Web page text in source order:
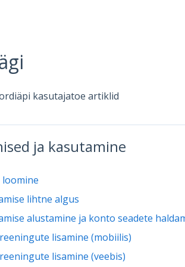
kasutajatoe artiklid
ja kasutamine
lihtne algus
alustamine ja konto seadete
lisamine (mobiilis)
lisamine (veebis)